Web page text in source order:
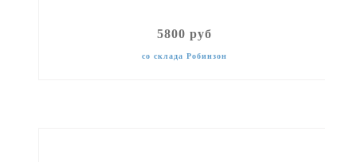
5800 руб
со склада Робинзон